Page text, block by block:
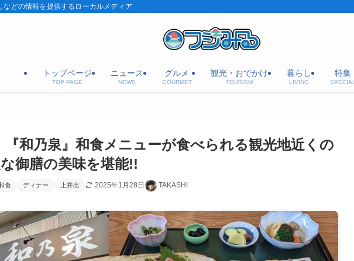
どの情報を提供するローカルメディア
トップページ
TOP PAGE
ニュース
NEWS
グルメ
GOURMET
観光・おでかけ
TOURISM
暮らし
LIVING
特集
SPECIAL
『和乃泉』和食メニューが食べられる観光地近くの
御膳の美味を堪能!!
食 ディナー 上井出 2025年1月28日 TAKASHI